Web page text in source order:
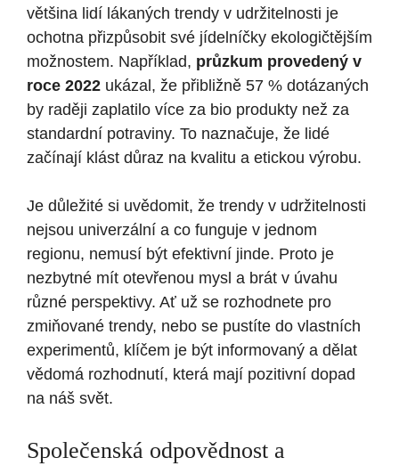
většina lidí lákaných trendy v udržitelnosti je
ochotna přizpůsobit své jídelníčky ekologičtějším
možnostem. Například, průzkum provedený v
roce 2022 ukázal, že přibližně 57 % dotázaných
by raději zaplatilo více za bio produkty než za
standardní potraviny. To naznačuje, že lidé
začínají klást důraz na kvalitu a etickou výrobu.
Je důležité si uvědomit, že trendy v udržitelnosti
nejsou univerzální a co funguje v jednom
regionu, nemusí být efektivní jinde. Proto je
nezbytné mít otevřenou mysl a brát v úvahu
různé perspektivy. Ať už se rozhodnete pro
zmiňované trendy, nebo se pustíte do vlastních
experimentů, klíčem je být informovaný a dělat
vědomá rozhodnutí, která mají pozitivní dopad
na náš svět.
Společenská odpovědnost a